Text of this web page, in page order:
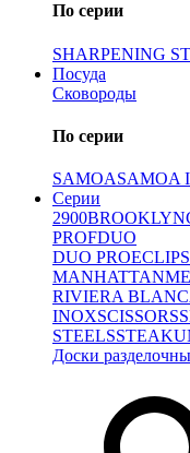
По серии
SHARPENING
Посуда
Сковороды
По серии
SAMOASAMOA
Серии
2900BROOKLYN
PROFDUO
DUO PRO
MANHATTAN
RIVIERA
INOXSCISSORS
STEELSSTEAK
Доски